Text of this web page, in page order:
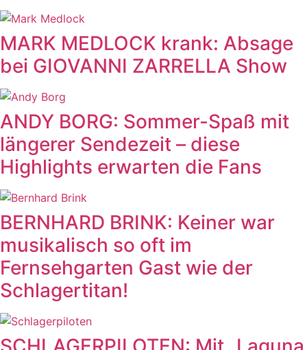
MARK MEDLOCK krank: Absage
bei GIOVANNI ZARRELLA Show
ANDY BORG: Sommer-Spaß mit
längerer Sendezeit – diese
Highlights erwarten die Fans
BERNHARD BRINK: Keiner war
musikalisch so oft im
Fernsehgarten Gast wie der
Schlagertitan!